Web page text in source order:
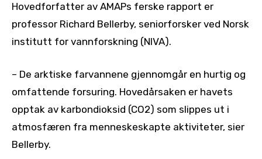
Hovedforfatter av AMAPs ferske rapport er
professor Richard Bellerby, seniorforsker ved Norsk
institutt for vannforskning (NIVA).
– De arktiske farvannene gjennomgår en hurtig og
omfattende forsuring. Hovedårsaken er havets
opptak av karbondioksid (CO2) som slippes ut i
atmosfæren fra menneskeskapte aktiviteter, sier
Bellerby.